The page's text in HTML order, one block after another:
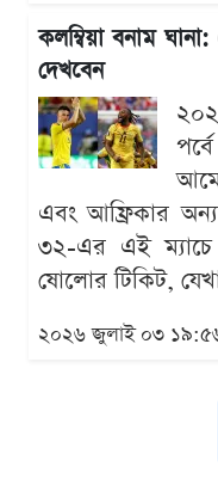
কলম্বিয়া বনাম
দেখবেন
এবং আফ্রিকার
৩২-এর এই
ষোলোর টিকিট,
২০২৬ জুলাই ০৩